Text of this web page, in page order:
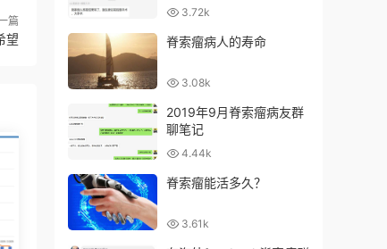
篇
望
3.72k
脊索瘤病人的寿命
3.08k
2019年9月脊索瘤病友群
聊笔记
4.44k
脊索瘤能活多久？
3.61k